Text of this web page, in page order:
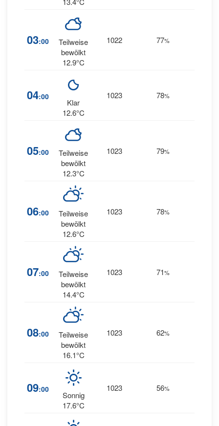
03:00
Teilweise
bewölkt
12.9°C
1022 77%
04:00
Klar
12.6°C
1023 78%
05:00
Teilweise
bewölkt
12.3°C
1023 79%
06:00
Teilweise
bewölkt
12.6°C
1023 78%
07:00
Teilweise
bewölkt
14.4°C
1023 71%
08:00
Teilweise
bewölkt
16.1°C
1023 62%
09:00
Sonnig
17.6°C
1023 56%